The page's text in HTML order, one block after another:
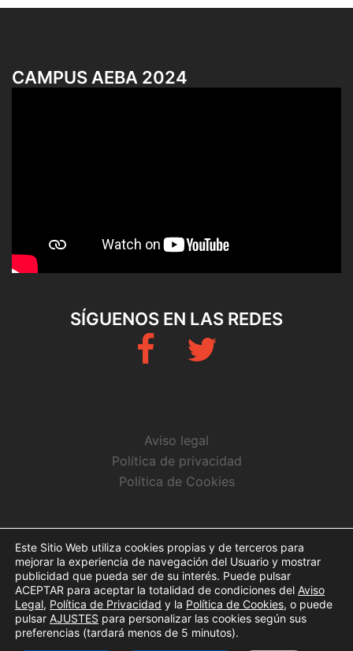
CAMPUS AEBA 2024
SÍGUENOS EN LAS REDES
Fb Twitter
Aviso legal
Política de privacidad
Política de Cookies
CONTACTO
info@arbitrosaeba.com
Este Sitio Web utiliza cookies propias y de terceros para
mejorar la experiencia de navegación del Usuario y mostrar
publicidad que pueda ser de su interés. Puede pulsar
ACEPTAR para aceptar la totalidad de condiciones del Aviso
Legal, Política de Privacidad y la Política de Cookies, o puede
pulsar AJUSTES para personalizar las cookies según sus
preferencias (tardará menos de 5 minutos).